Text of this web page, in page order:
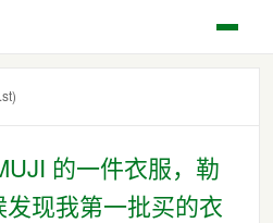
的一件衣服，勒
现我第一批买的衣